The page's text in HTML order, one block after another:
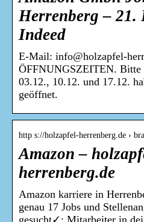
Herrenberg – 21.
Indeed
E-Mail: info@holzapfel-
ÖFFNUNGSZEITEN. Bitte
03.12., 10.12. und 17.12.
geöffnet.
http s://holzapfel-herrenberg.de ›
Amazon –
herrenberg.de
Amazon karriere in
genau 17 Jobs und